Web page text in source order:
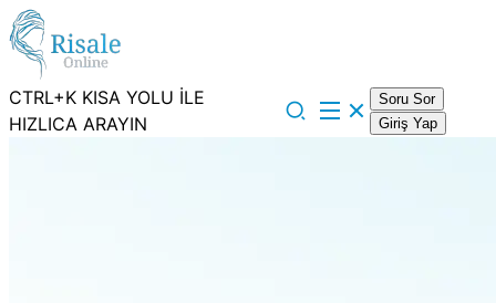
CTRL+K KISA YOLU İLE
HIZLICA ARAYIN
Soru Sor
Giriş Yap